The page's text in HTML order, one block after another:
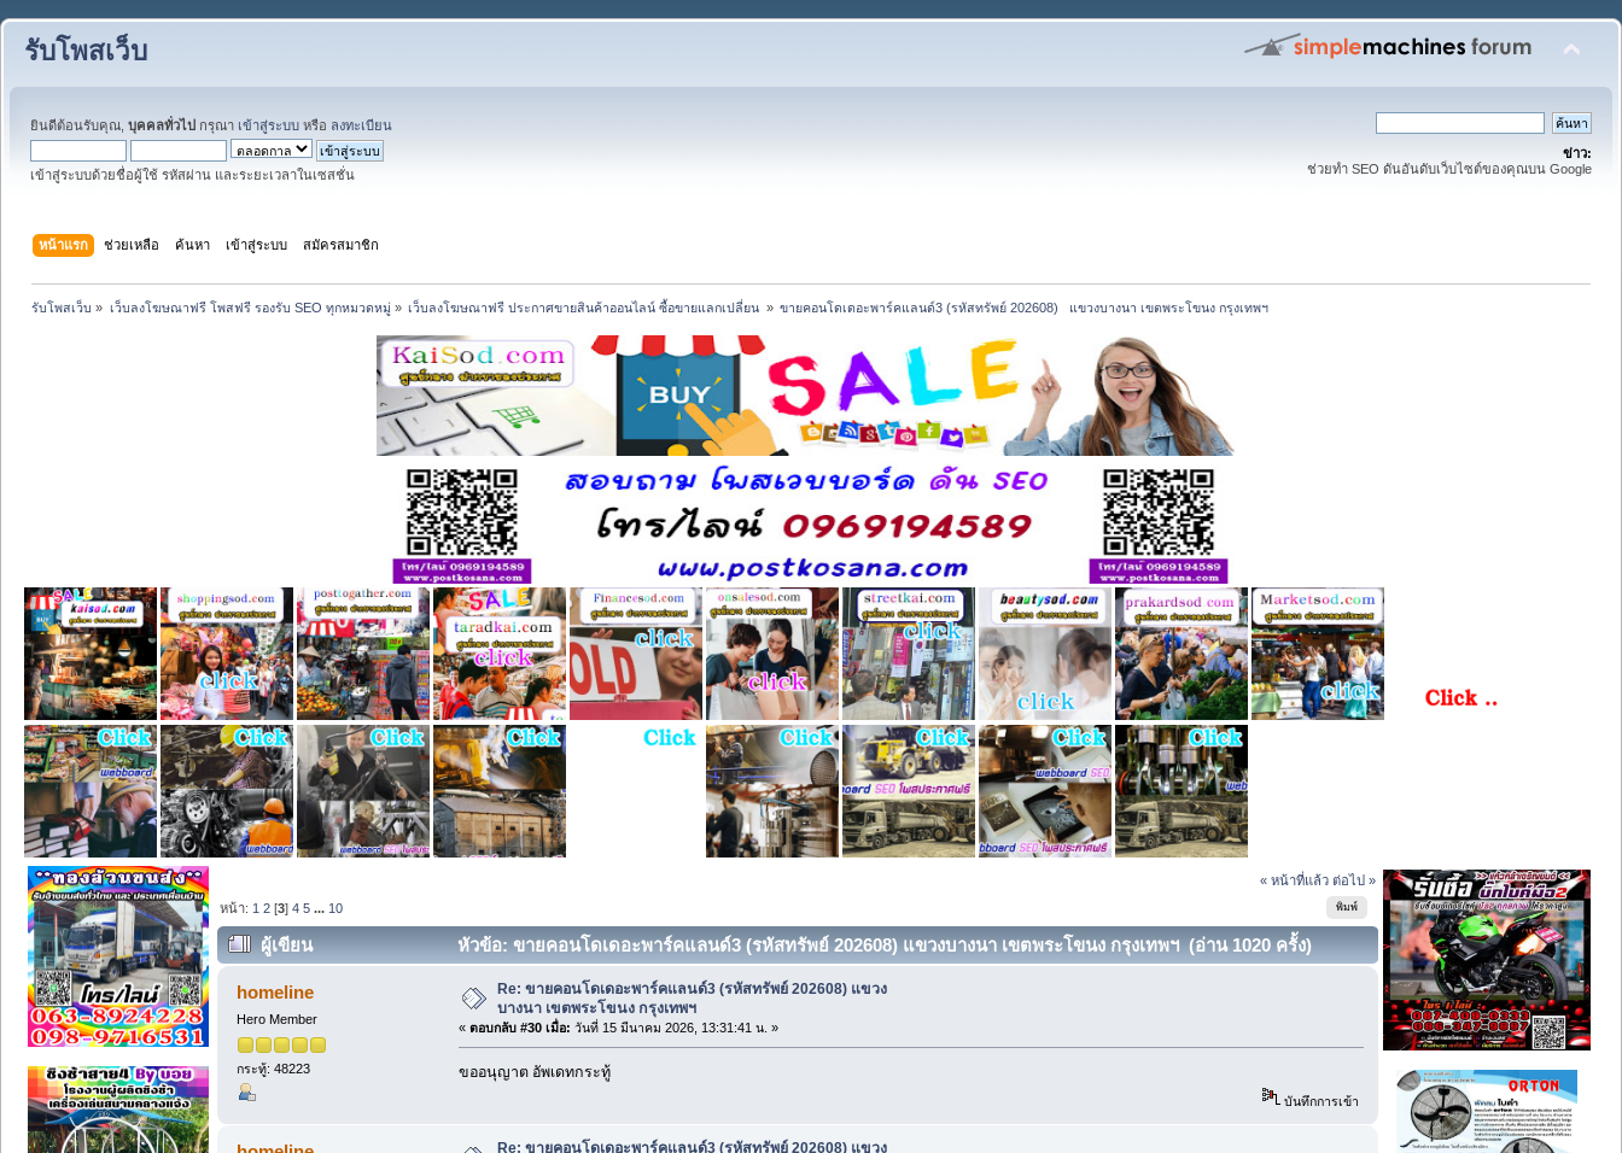
รับโพสเว็บ
ยินดีต้อนรับคุณ, บุคคลทั่วไป กรุณา เข้าสู่ระบบ หรือ ลงทะเบียน
เข้าสู่ระบบด้วยชื่อผู้ใช้ รหัสผ่าน และระยะเวลาในเซสชั่น
ข่าว:
ช่วยทำ SEO ดันอันดับเว็บไซต์ของคุณบน Google
หน้าแรก ช่วยเหลือ ค้นหา เข้าสู่ระบบ สมัครสมาชิก
รับโพสเว็บ » เว็บลงโฆษณาฟรี โพสฟรี รองรับ SEO ทุกหมวดหมู่» เว็บลงโฆษณาฟรี ประกาศขายสินค้าออนไลน์ ซื้อขายแลกเปลี่ยน » ขายคอนโดเดอะพาร์คแลนด์3 (รหัสทรัพย์ 202608)   แขวงบางนา เขตพระโขนง กรุงเทพฯ
« หน้าที่แล้ว ต่อไป »
พิมพ์
หน้า: 1 2 [3]4 5 ... 10
ผู้เขียน หัวข้อ: ขายคอนโดเดอะพาร์คแลนด์3 (รหัสทรัพย์ 202608) แขวงบางนา เขตพระโขนง กรุงเทพฯ (อ่าน 1020 ครั้ง)
homeline
Hero Member
กระทู้: 48223
Re: ขายคอนโดเดอะพาร์คแลนด์3 (รหัสทรัพย์ 202608) แขวง
บางนา เขตพระโขนง กรุงเทพฯ
« ตอบกลับ #30 เมื่อ: วันที่ 15 มีนาคม 2026, 13:31:41 น. »
ขออนุญาต อัพเดทกระทู้
บันทึกการเข้า
Re: ขายคอนโดเดอะพาร์คแลนด์3 (รหัสทรัพย์ 202608) แขวง